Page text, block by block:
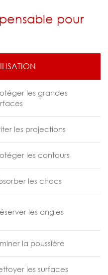
pour
les grandes
les projections
les contours
les chocs
les angles
la poussière
les surfaces